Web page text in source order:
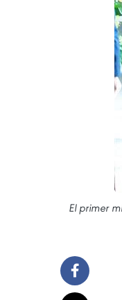
El primer